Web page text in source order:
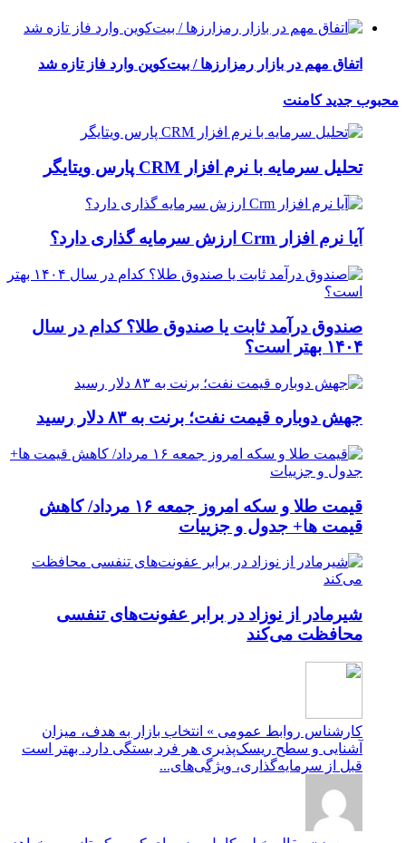
اتفاق مهم در بازار رمزارزها / بیت‌کوین وارد فاز تازه شد
محبوب جدیدکامنت
تحلیل سرمایه با نرم افزار CRM پارس ویتایگر
آیا نرم افزار Crm ارزش سرمایه گذاری دارد؟
صندوق درآمد ثابت یا صندوق طلا؟ کدام در سال
۱۴۰۴ بهتر است؟
جهش دوباره قیمت نفت؛ برنت به ۸۳ دلار رسید
قیمت طلا و سکه امروز جمعه ۱۶ مرداد/ کاهش
قیمت ها+ جدول و جزییات
شیرمادر از نوزاد در برابر عفونت‌های تنفسی
محافظت می‌کند
کارشناس روابط عمومی » انتخاب بازار به هدف، میزان
آشنایی و سطح ریسک‌پذیری هر فرد بستگی دارد. بهتر است
قبل از سرمایه‌گذاری، ویژگی‌های...